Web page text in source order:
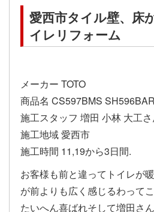
愛西市タイル壁、床
イレリフォーム
メーカー TOTO
商品名 CS597BMS
施工スタッフ 増田 小林 大工
施工地域 愛西市
施工時間 11,19から3日間.
お客様も前と違ってトイレが
が前よりも広く感じるわって
たいへん喜ばれそして増田さ